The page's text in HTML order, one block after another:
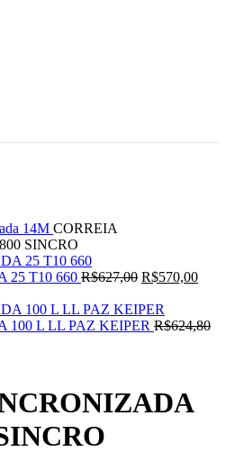
14M CORREIA
SINCRO
25 T10 660 R$627,00 O
original
era:
R$570,00O
é:
100 L LL PAZ KEIPER R$624,80O